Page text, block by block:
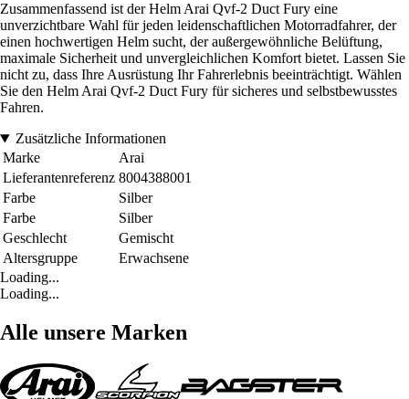
Zusammenfassend ist der Helm Arai Qvf-2 Duct Fury eine
unverzichtbare Wahl für jeden leidenschaftlichen Motorradfahrer, der
einen hochwertigen Helm sucht, der außergewöhnliche Belüftung,
maximale Sicherheit und unvergleichlichen Komfort bietet. Lassen Sie
nicht zu, dass Ihre Ausrüstung Ihr Fahrerlebnis beeinträchtigt. Wählen
Sie den Helm Arai Qvf-2 Duct Fury für sicheres und selbstbewusstes
Fahren.
Zusätzliche Informationen
Marke
Arai
Lieferantenreferenz 8004388001
Farbe
Silber
Farbe
Silber
Geschlecht
Gemischt
Altersgruppe
Erwachsene
Loading...
Loading...
Alle unsere Marken